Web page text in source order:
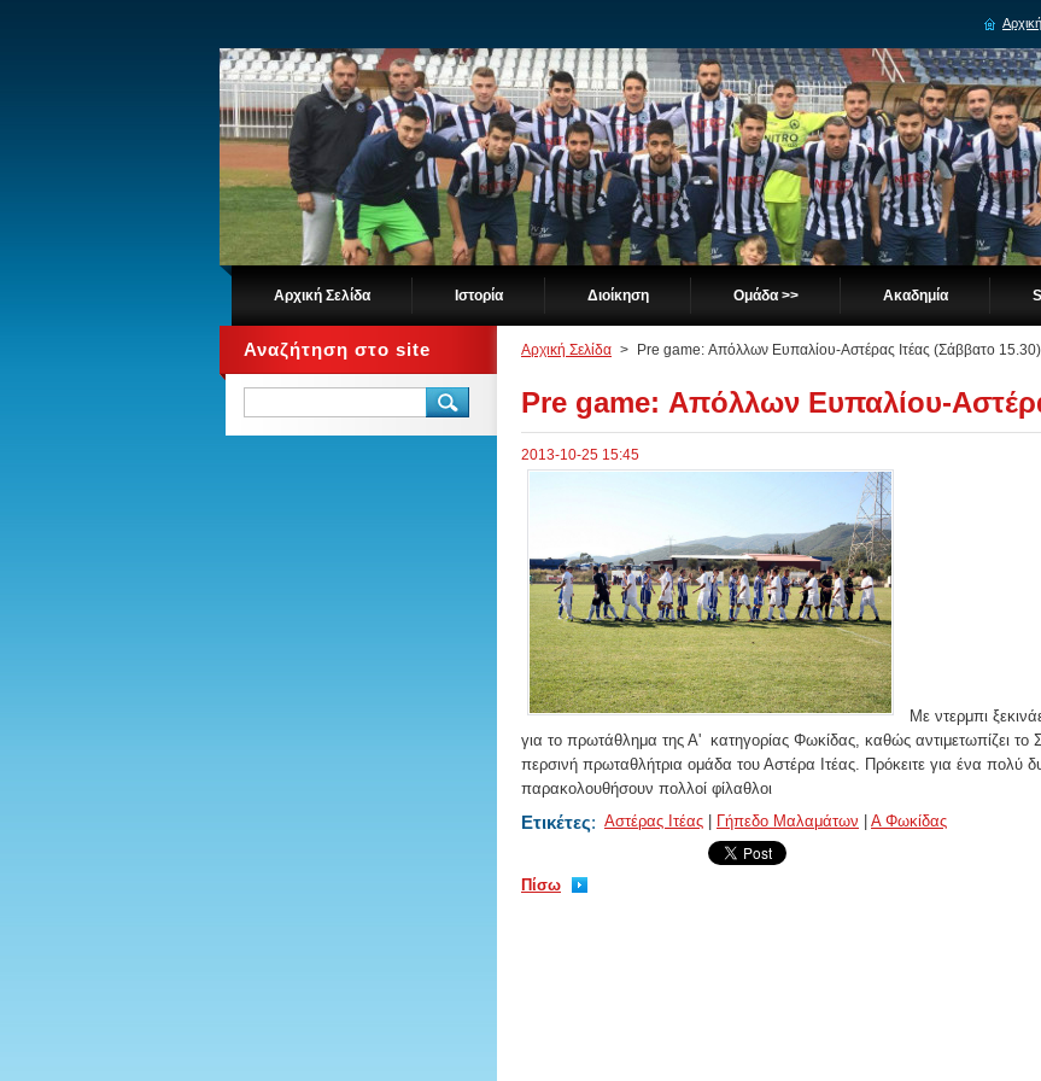
Αρχική Σελίδα Ιστορία Διοίκηση Ομάδα >> Ακαδημία
Αρχική Σελίδα > Pre game: Απόλλων Ευπαλίου-Αστέρας Ιτέας (Σάββατο 15.30)
Pre game: Απόλλων Ευπαλίου-
2013-10-25 15:45
Με ντερμπι
για το πρωτάθλημα της Α' κατηγορίας Φωκίδας, καθώς αντιμετωπίζει
περσινή πρωταθλήτρια ομάδα του Αστέρα Ιτέας. Πρόκειτε για ένα πολύ
παρακολουθήσουν πολλοί φίλαθλοι
Ετικέτες: Αστέρας Ιτέας Γήπεδο Μαλαμάτων Α Φωκίδας
Πίσω
Αναζήτηση στο site